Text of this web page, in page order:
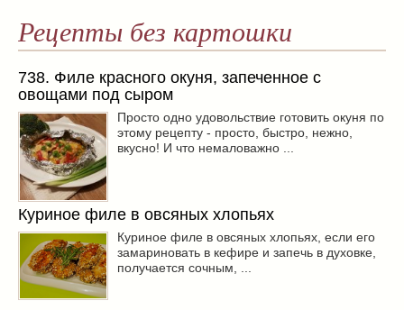
Рецепты без картошки
738. Филе красного окуня, запеченное с
овощами под сыром
Просто одно удовольствие готовить окуня по
этому рецепту - просто, быстро, нежно,
вкусно! И что немаловажно ...
Куриное филе в овсяных хлопьях
Куриное филе в овсяных хлопьях, если его
замариновать в кефире и запечь в духовке,
получается сочным, ...